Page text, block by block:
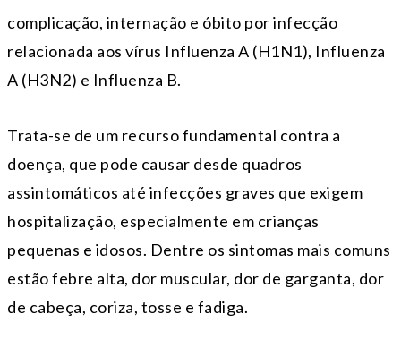
complicação, internação e óbito por infecção
relacionada aos vírus Influenza A (H1N1), Influenza
A (H3N2) e Influenza B.
Trata-se de um recurso fundamental contra a
doença, que pode causar desde quadros
assintomáticos até infecções graves que exigem
hospitalização, especialmente em crianças
pequenas e idosos. Dentre os sintomas mais comuns
estão febre alta, dor muscular, dor de garganta, dor
de cabeça, coriza, tosse e fadiga.